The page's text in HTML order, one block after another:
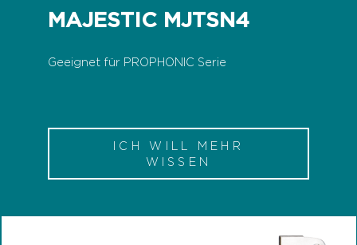
MAJESTIC MJTSN4
Geeignet für PROPHONIC Serie
ICH WILL MEHR
WISSEN